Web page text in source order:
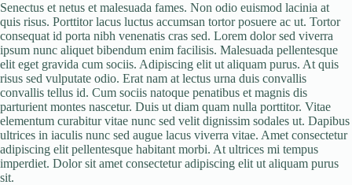
Senectus et netus et malesuada fames. Non odio euismod lacinia at
quis risus. Porttitor lacus luctus accumsan tortor posuere ac ut. Tortor
consequat id porta nibh venenatis cras sed. Lorem dolor sed viverra
ipsum nunc aliquet bibendum enim facilisis. Malesuada pellentesque
elit eget gravida cum sociis. Adipiscing elit ut aliquam purus. At quis
risus sed vulputate odio. Erat nam at lectus urna duis convallis
convallis tellus id. Cum sociis natoque penatibus et magnis dis
parturient montes nascetur. Duis ut diam quam nulla porttitor. Vitae
elementum curabitur vitae nunc sed velit dignissim sodales ut. Dapibus
ultrices in iaculis nunc sed augue lacus viverra vitae. Amet consectetur
adipiscing elit pellentesque habitant morbi. At ultrices mi tempus
imperdiet. Dolor sit amet consectetur adipiscing elit ut aliquam purus
sit.